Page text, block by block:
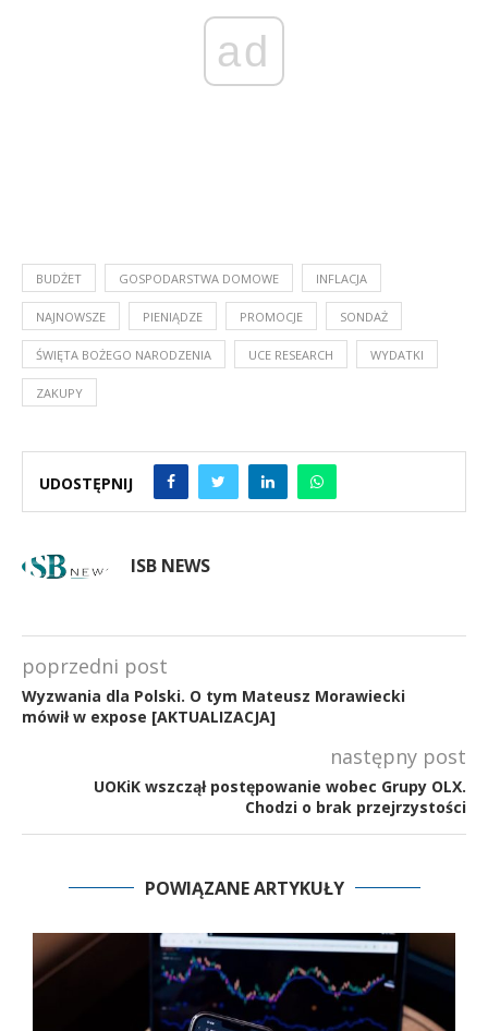
ad
BUDŻET GOSPODARSTWA DOMOWE INFLACJA
NAJNOWSZE PIENIĄDZE PROMOCJE SONDAŻ
ŚWIĘTA BOŻEGO NARODZENIA UCE RESEARCH WYDATKI
ZAKUPY
UDOSTĘPNIJ
ISB NEWS
poprzedni post
Wyzwania dla Polski. O tym Mateusz Morawiecki
mówił w expose [AKTUALIZACJA]
następny post
UOKiK wszczął postępowanie wobec Grupy OLX.
Chodzi o brak przejrzystości
POWIĄZANE ARTYKUŁY